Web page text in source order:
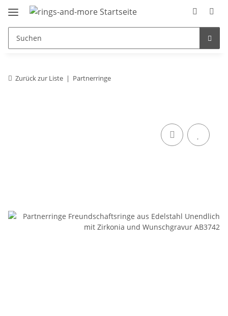
Zurück zur Liste Partnerringe